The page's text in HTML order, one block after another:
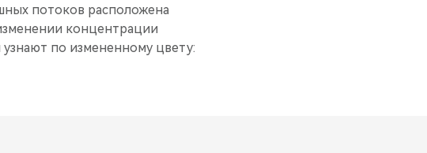
потоков расположена
концентрации
по измененному цвету: